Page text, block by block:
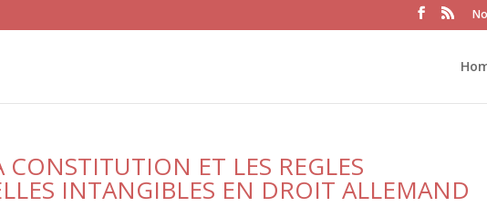
CONSTITUTION ET LES REGLES
INTANGIBLES EN DROIT ALLEMAND